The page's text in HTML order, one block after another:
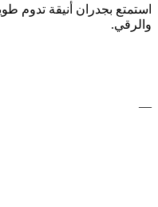
استمتع بجدران أنيقة تدوم
والرقي.
—